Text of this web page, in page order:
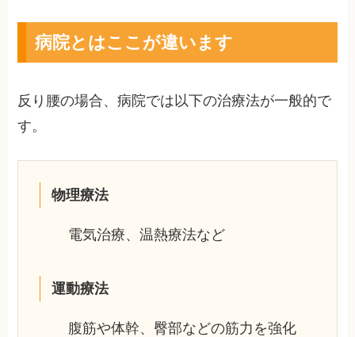
病院とはここが違います
反り腰の場合、病院では以下の治療法が一般的で
す。
物理療法
電気治療、温熱療法など
運動療法
腹筋や体幹、臀部などの筋力を強化